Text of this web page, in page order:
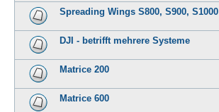
Spreading Wings S800, S900, S1000
DJI - betrifft mehrere Systeme
Matrice 200
Matrice 600